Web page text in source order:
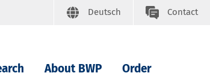
Deutsch Contact
About BWP Order